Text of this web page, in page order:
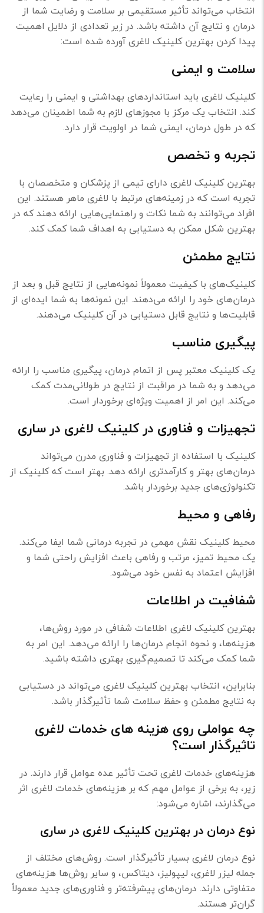
انتخاب می‌تواند تأثیر مستقیمی بر سلامت و رضایت شما از
درمان و نتایج آن داشته باشد. در زیر تعدادی از دلایل اهمیت
پیدا کردن بهترین کلینیک لاغری آورده شده است:
سلامت و ایمنی
کلینیک لاغری باید استانداردهای بهداشتی و ایمنی را رعایت
کند. انتخاب یک مرکز با مجوزهای لازم به شما اطمینان می‌دهد
که در طول درمان، ایمنی شما در اولویت قرار دارد.
تجربه و تخصص
بهترین کلینیک لاغری دارای تیمی از پزشکان و متخصصان با
تجربه است که در زمینه‌های مرتبط با لاغری ماهر هستند. این
افراد می‌توانند به شما نکات و راهنمایی‌هایی ارائه دهند که در
بهترین شکل ممکن به دستیابی به اهداف شما کمک کند.
نتایج مطمئن
کلینیک‌های با کیفیت معمولاً نمونه‌هایی از نتایج قبل و بعد از
درمان‌های خود را ارائه می‌دهند. این نمونه‌ها به شما ایده‌ای از
قابلیت‌ها و نتایج قابل دستیابی در آن کلینیک می‌دهند.
پیگیری مناسب
یک کلینیک معتبر پس از اتمام درمان، پیگیری مناسب را ارائه
می‌دهد و به شما در مراقبت از نتایج در طولانی‌مدت کمک
می‌کند. این امر از اهمیت ویژه‌ای برخوردار است.
تجهیزات و فناوری در کلینیک لاغری در ساری
کلینیک با استفاده از تجهیزات و فناوری مدرن می‌تواند
درمان‌های بهتر و کارآمدتری ارائه دهد. بهتر است که کلینیک از
تکنولوژی‌های جدید برخوردار باشد.
رفاهی و محیط
محیط کلینیک نقش مهمی در تجربه درمانی شما ایفا می‌کند.
یک محیط تمیز، مرتب و رفاهی باعث افزایش راحتی شما و
افزایش اعتماد به نفس خود می‌شود.
شفافیت در اطلاعات
بهترین کلینیک لاغری اطلاعات شفافی در مورد روش‌ها،
هزینه‌ها، و نحوه انجام درمان‌ها را ارائه می‌دهد. این امر به
شما کمک می‌کند تا تصمیم‌گیری بهتری داشته باشید.
بنابراین، انتخاب بهترین کلینیک لاغری می‌تواند در دستیابی
به نتایج مطمئن و حفظ سلامت شما تأثیرگذار باشد.
چه عواملی روی هزینه های خدمات لاغری
تاثیرگذار است؟
هزینه‌های خدمات لاغری تحت تأثیر عده عوامل قرار دارند. در
زیر، به برخی از عوامل مهم که بر هزینه‌های خدمات لاغری اثر
می‌گذارند، اشاره می‌شود:
نوع درمان در بهترین کلینیک لاغری در ساری
نوع درمان لاغری بسیار تأثیرگذار است. روش‌های مختلف از
جمله لیزر لاغری، لیپولیز، دیتاکس، و سایر روش‌ها هزینه‌های
متفاوتی دارند. درمان‌های پیشرفته‌تر و فناوری‌های جدید معمولاً
گران‌تر هستند.